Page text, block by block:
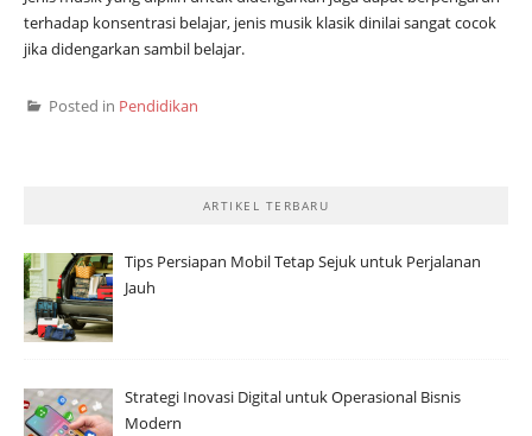
terhadap konsentrasi belajar, jenis musik klasik dinilai sangat cocok
jika didengarkan sambil belajar.
Posted in Pendidikan
ARTIKEL TERBARU
Tips Persiapan Mobil Tetap Sejuk untuk Perjalanan
Jauh
Strategi Inovasi Digital untuk Operasional Bisnis
Modern